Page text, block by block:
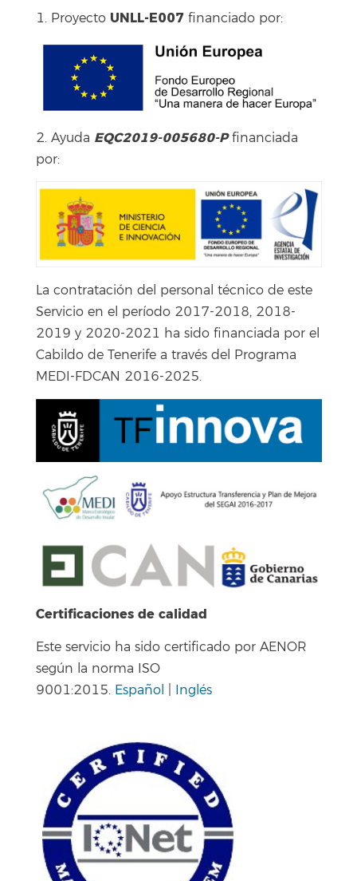
1. Proyecto UNLL-E007financiado por:
2. Ayuda EQC2019-005680-Pfinanciada
por:
La contratación del personal técnico de este
Servicio en el período 2017-2018, 2018-
2019 y 2020-2021 ha sido financiada por el
Cabildo de Tenerife a través del Programa
MEDI-FDCAN 2016-2025.
Certificaciones de calidad
Este servicio ha sido certificado por AENOR
según la norma ISO
9001:2015. Español Inglés